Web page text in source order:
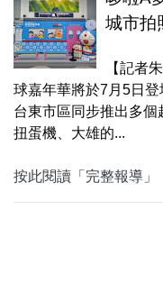
城市拍
【記者
球嘉年華將於7月5日登
台東市區同步推出多
扭蛋機、大雄的...
按此閱讀「完整報導」